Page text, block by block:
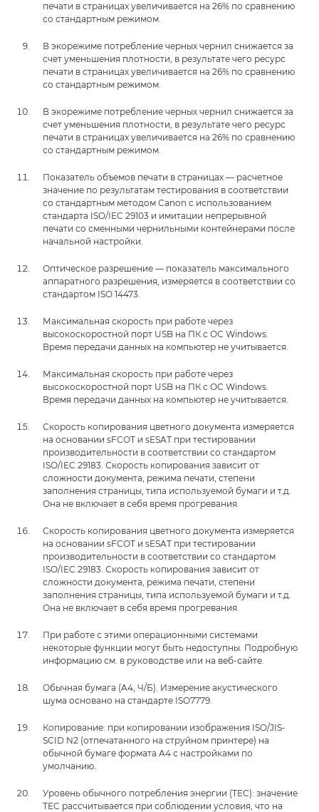
печати в страницах увеличивается на 26% по сравнению
со стандартным режимом.
В экорежиме потребление черных чернил снижается за
счет уменьшения плотности, в результате чего ресурс
печати в страницах увеличивается на 26% по сравнению
со стандартным режимом.
В экорежиме потребление черных чернил снижается за
счет уменьшения плотности, в результате чего ресурс
печати в страницах увеличивается на 26% по сравнению
со стандартным режимом.
Показатель объемов печати в страницах — расчетное
значение по результатам тестирования в соответствии
со стандартным методом Canon с использованием
стандарта ISO/IEC 29103 и имитации непрерывной
печати со сменными чернильными контейнерами после
начальной настройки.
Оптическое разрешение — показатель максимального
аппаратного разрешения, измеряется в соответствии со
стандартом ISO 14473.
Максимальная скорость при работе через
высокоскоростной порт USB на ПК с ОС Windows.
Время передачи данных на компьютер не учитывается.
Максимальная скорость при работе через
высокоскоростной порт USB на ПК с ОС Windows.
Время передачи данных на компьютер не учитывается.
Скорость копирования цветного документа измеряется
на основании sFCOT и sESAT при тестировании
производительности в соответствии со стандартом
ISO/IEC 29183. Скорость копирования зависит от
сложности документа, режима печати, степени
заполнения страницы, типа используемой бумаги и т.д.
Она не включает в себя время прогревания.
Скорость копирования цветного документа измеряется
на основании sFCOT и sESAT при тестировании
производительности в соответствии со стандартом
ISO/IEC 29183. Скорость копирования зависит от
сложности документа, режима печати, степени
заполнения страницы, типа используемой бумаги и т.д.
Она не включает в себя время прогревания.
При работе с этими операционными системами
некоторые функции могут быть недоступны. Подробную
информацию см. в руководстве или на веб-сайте.
Обычная бумага (A4, Ч/Б). Измерение акустического
шума основано на стандарте ISO7779.
Копирование: при копировании изображения ISO/JIS-
SCID N2 (отпечатанного на струйном принтере) на
обычной бумаге формата A4 с настройками по
умолчанию.
Уровень обычного потребления энергии (TEC): значение
TEC рассчитывается при соблюдении условия, что на